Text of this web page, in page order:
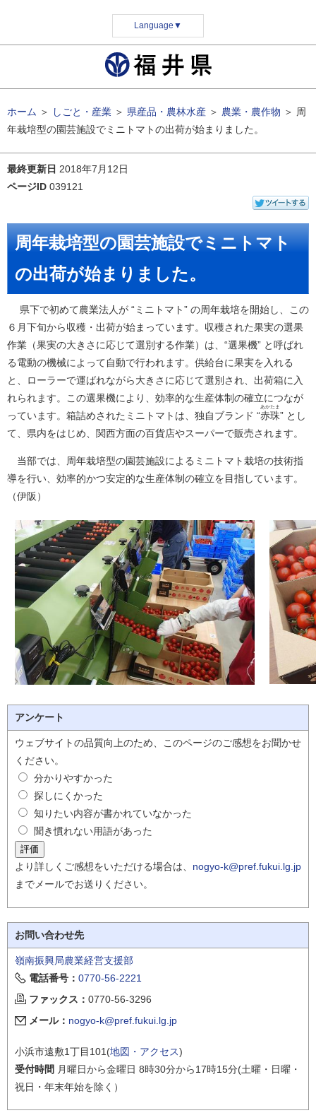
Language ▼
ホーム ＞ しごと・産業 ＞ 県産品・農林水産 ＞ 農業・農作物 ＞ 周
年栽培型の園芸施設でミニトマトの出荷が始まりました。
最終更新日 2018年7月12日
ページID 039121
周年栽培型の園芸施設でミニトマト
の出荷が始まりました。
県下で初めて農業法人が “ミニトマト” の周年栽培を開始し、この
６月下旬から収穫・出荷が始まっています。収穫された果実の選果
作業（果実の大きさに応じて選別する作業）は、“選果機” と呼ばれ
る電動の機械によって自動で行われます。供給台に果実を入れる
と、ローラーで運ばれながら大きさに応じて選別され、出荷箱に入
れられます。この選果機により、効率的な生産体制の確立につなが
っています。箱詰めされたミニトマトは、独自ブランド “赤珠
あかたま
” とし
て、県内をはじめ、関西方面の百貨店やスーパーで販売されます。
当部では、周年栽培型の園芸施設によるミニトマト栽培の技術指
導を行い、効率的かつ安定的な生産体制の確立を目指しています。
（伊阪）
アンケート
ウェブサイトの品質向上のため、このページのご感想をお聞かせ
ください。
分かりやすかった
探しにくかった
知りたい内容が書かれていなかった
聞き慣れない用語があった
より詳しくご感想をいただける場合は、 nogyo-k@pref.fukui.lg.jp
までメールでお送りください。
お問い合わせ先
嶺南振興局農業経営支援部
電話番号： 0770-56-2221
ファックス： 0770-56-3296
メール： nogyo-k@pref.fukui.lg.jp
小浜市遠敷1丁目101(地図・アクセス)
受付時間 月曜日から金曜日 8時30分から17時15分(土曜・日曜・
祝日・年末年始を除く）